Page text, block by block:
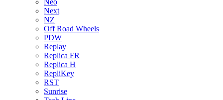
Neo
Next
NZ
Off Road Wheels
PDW
Replay
Replica FR
Replica H
RepliKey
RST
Sunrise